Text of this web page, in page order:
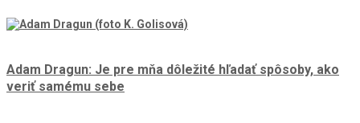
Adam Dragun: Je pre mňa dôležité hľadať spôsoby, ako
veriť samému sebe